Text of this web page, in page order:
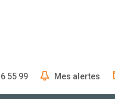
55 99 Mes alertes